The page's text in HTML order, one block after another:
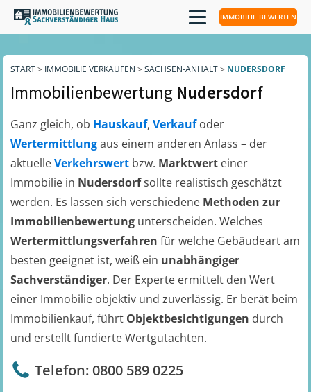
IMMOBILIE BEWERTEN
START> IMMOBILIE VERKAUFEN > SACHSEN-ANHALT> NUDERSDORF
Immobilienbewertung Nudersdorf
Ganz gleich, ob Hauskauf, Verkaufoder
Wertermittlungaus einem anderen Anlass – der
aktuelleVerkehrswert bzw. Marktwert einer
Immobilie in Nudersdorfsollte realistisch geschätzt
werden. Es lassen sich verschiedene Methoden zur
Immobilienbewertung unterscheiden. Welches
Wertermittlungsverfahren für welche Gebäudeart am
besten geeignet ist, weiß ein unabhängiger
Sachverständiger. Der Experte ermittelt den Wert
einer Immobilie objektiv und zuverlässig. Er berät beim
Immobilienkauf, führt Objektbesichtigungen durch
und erstellt fundierte Wertgutachten.
Telefon: 0800 589 0225